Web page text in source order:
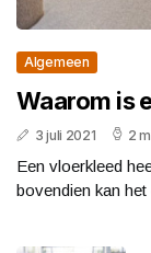
Algemeen
Waarom is
3 juli 2021 2
Een vloerkleed
bovendien kan